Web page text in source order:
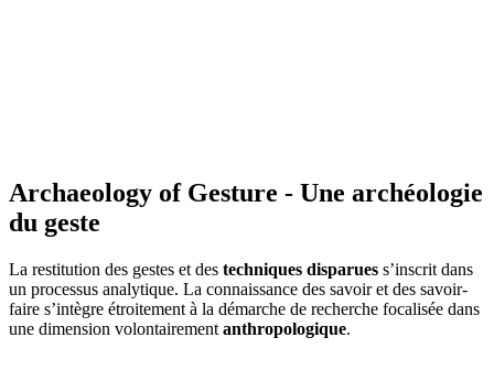
Archaeology of Gesture - Une archéologie
du geste
La restitution des gestes et des techniques disparues s’inscrit dans
un processus analytique. La connaissance des savoir et des savoir-
faire s’intègre étroitement à la démarche de recherche focalisée dans
une dimension volontairement anthropologique.